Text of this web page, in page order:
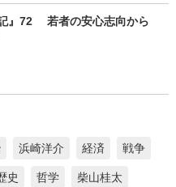
記』72 若者の安心志向から
浜崎洋介 経済 戦争
史 哲学 柴山桂太